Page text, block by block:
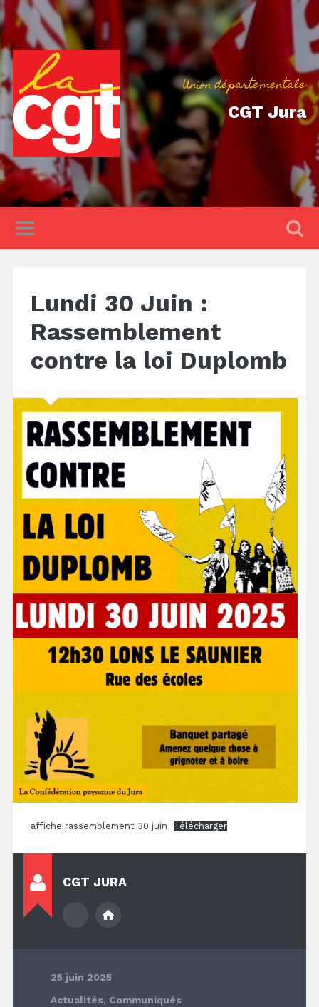
Union départementale
CGT Jura
Lundi 30 Juin :
Rassemblement
contre la loi Duplomb
affiche rassemblement 30 juin Télécharger
CGT JURA
25 juin 2025
Actualités, Communiqués